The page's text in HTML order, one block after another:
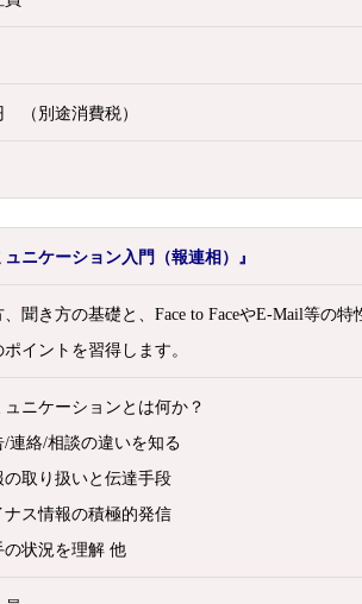
（別途消費税）
ュニケーション入門（報連相）』
、聞き方の基礎と、Face to FaceやE-Mail等の
イントを習得します。
ュニケーションとは何か？
/連絡/相談の違いを知る
の取り扱いと伝達手段
ナス情報の積極的発信
の状況を理解 他